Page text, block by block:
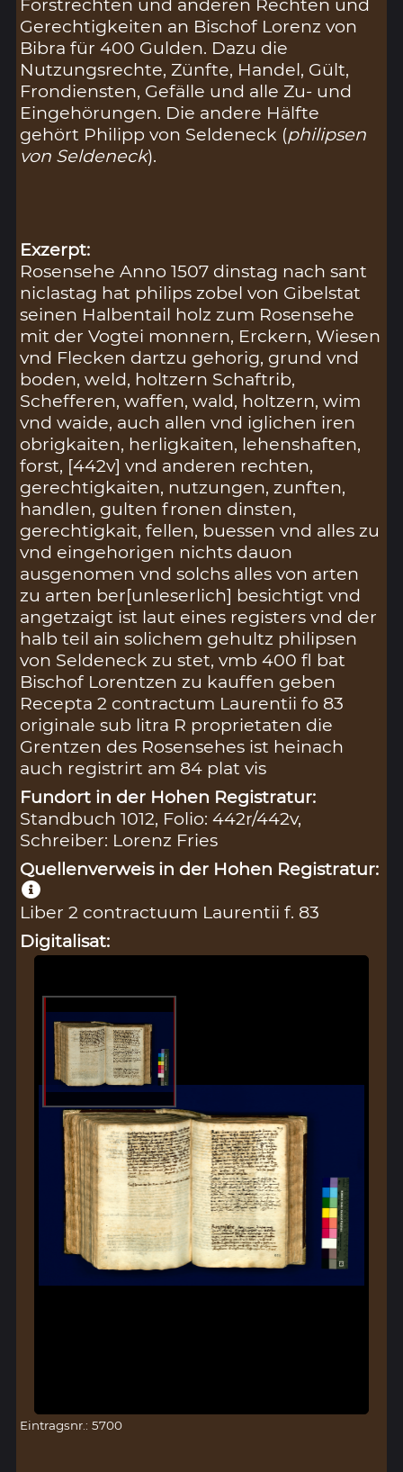
Forstrechten und anderen Rechten und
Gerechtigkeiten an Bischof Lorenz von
Bibra für 400 Gulden. Dazu die
Nutzungsrechte, Zünfte, Handel, Gült,
Frondiensten, Gefälle und alle Zu- und
Eingehörungen. Die andere Hälfte
gehört Philipp von Seldeneck (philipsen
von Seldeneck).
Exzerpt:
Rosensehe Anno 1507 dinstag nach sant
niclastag hat philips zobel von Gibelstat
seinen Halbentail holz zum Rosensehe
mit der Vogtei monnern, Erckern, Wiesen
vnd Flecken dartzu gehorig, grund vnd
boden, weld, holtzern Schaftrib,
Schefferen, waffen, wald, holtzern, wim
vnd waide, auch allen vnd iglichen iren
obrigkaiten, herligkaiten, lehenshaften,
forst, [442v] vnd anderen rechten,
gerechtigkaiten, nutzungen, zunften,
handlen, gulten fronen dinsten,
gerechtigkait, fellen, buessen vnd alles zu
vnd eingehorigen nichts dauon
ausgenomen vnd solchs alles von arten
zu arten ber[unleserlich] besichtigt vnd
angetzaigt ist laut eines registers vnd der
halb teil ain solichem gehultz philipsen
von Seldeneck zu stet, vmb 400 fl bat
Bischof Lorentzen zu kauffen geben
Recepta 2 contractum Laurentii fo 83
originale sub litra R proprietaten die
Grentzen des Rosensehes ist heinach
auch registrirt am 84 plat vis
Fundort in der Hohen Registratur:
Standbuch 1012, Folio: 442r/442v,
Schreiber: Lorenz Fries
Quellenverweis in der Hohen Registratur:
Liber 2 contractuum Laurentii f. 83
Digitalisat:
Eintragsnr.: 5700